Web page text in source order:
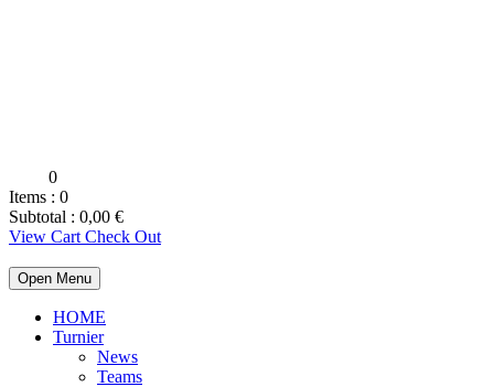
0
Items : 0
Subtotal : 0,00 €
View Cart Check Out
Open Menu
HOME
Turnier
News
Teams